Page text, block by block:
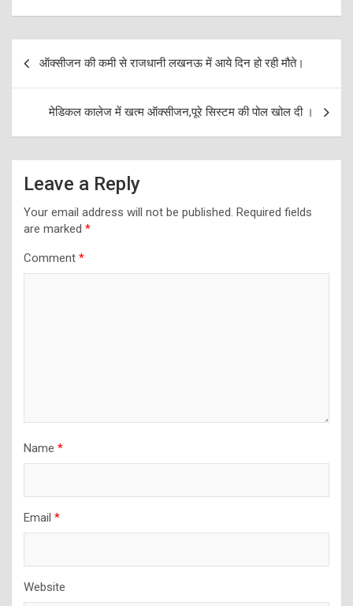
Post
ऑक्सीजन की कमी से राजधानी लखनऊ में आये दिन हो रही मौते।
मेडिकल कालेज में खत्म ऑक्सीजन,पूरे सिस्टम की पोल खोल दी ।
Leave a Reply
Your email address will not be published. Required fields
are marked *
Comment *
Name *
Email *
Website